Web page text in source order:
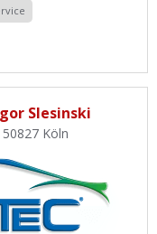
Slesinski
Köln